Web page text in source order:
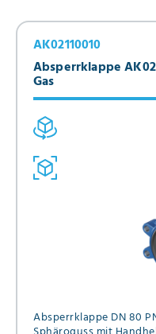
Absperrklappe AK02
Gas
AK02110010
Absperrklappe DN 80